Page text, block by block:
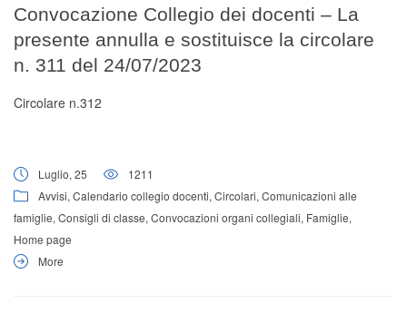
Convocazione Collegio dei docenti – La
presente annulla e sostituisce la circolare
n. 311 del 24/07/2023
Circolare n.312
Luglio, 25
1211
Avvisi, Calendario collegio docenti, Circolari, Comunicazioni alle
famiglie, Consigli di classe, Convocazioni organi collegiali, Famiglie,
Home page
More